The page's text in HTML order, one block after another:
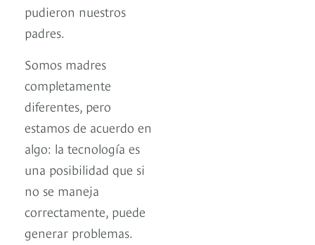
pudieron nuestros
padres.
Somos madres
completamente
diferentes, pero
estamos de acuerdo en
algo: la tecnología es
una posibilidad que si
no se maneja
correctamente, puede
generar problemas.